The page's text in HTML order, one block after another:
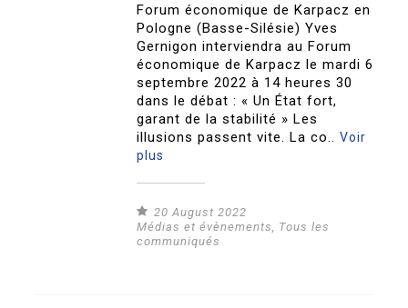
Forum économique de Karpacz en
Pologne (Basse-Silésie) Yves
Gernigon interviendra au Forum
économique de Karpacz le mardi 6
septembre 2022 à 14 heures 30
dans le débat : « Un État fort,
garant de la stabilité » Les
illusions passent vite. La co..Voir
plus
20 August 2022
Médias et évènements
Tous les
communiqués